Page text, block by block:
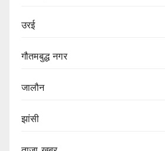
उरई
गौतमबुद्ध नगर
जालौन
झांसी